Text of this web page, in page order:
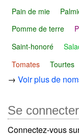
Pain de mie
Pomme de terre
Saint-honoré
Tomates Tourtes
→ Voir plus de
Se connecter
Connectez-vous